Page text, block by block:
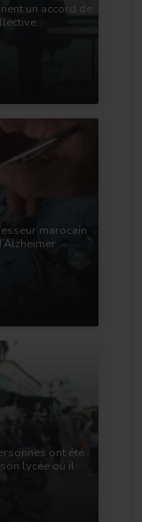
un accord de
marocain
ont été
lycée où il